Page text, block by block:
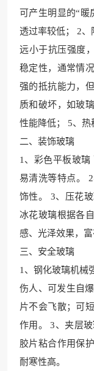
可产生明显的“暖
透过率较低； 2
远小于抗压强度
稳定性，通常情
强的抵抗能力，
质和破坏，如玻
性能降低； 5、热
二、装饰玻璃
1、彩色平板玻璃
易清洗等特点。
饰性。 3、压花
冰花玻璃根据各
感、光泽效果，富
三、安全玻璃
1、钢化玻璃机械
伤人、可发生自
片不会飞散；可
作用。 3、夹层
胶片粘合作用保
耐寒性高。